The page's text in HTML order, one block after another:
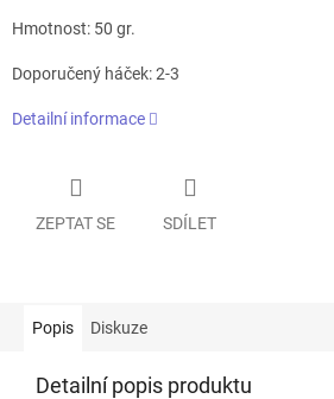
Hmotnost: 50 gr.
Doporučený háček: 2-3
Detailní informace
ZEPTAT SE SDÍLET
Popis Diskuze
Detailní popis produktu